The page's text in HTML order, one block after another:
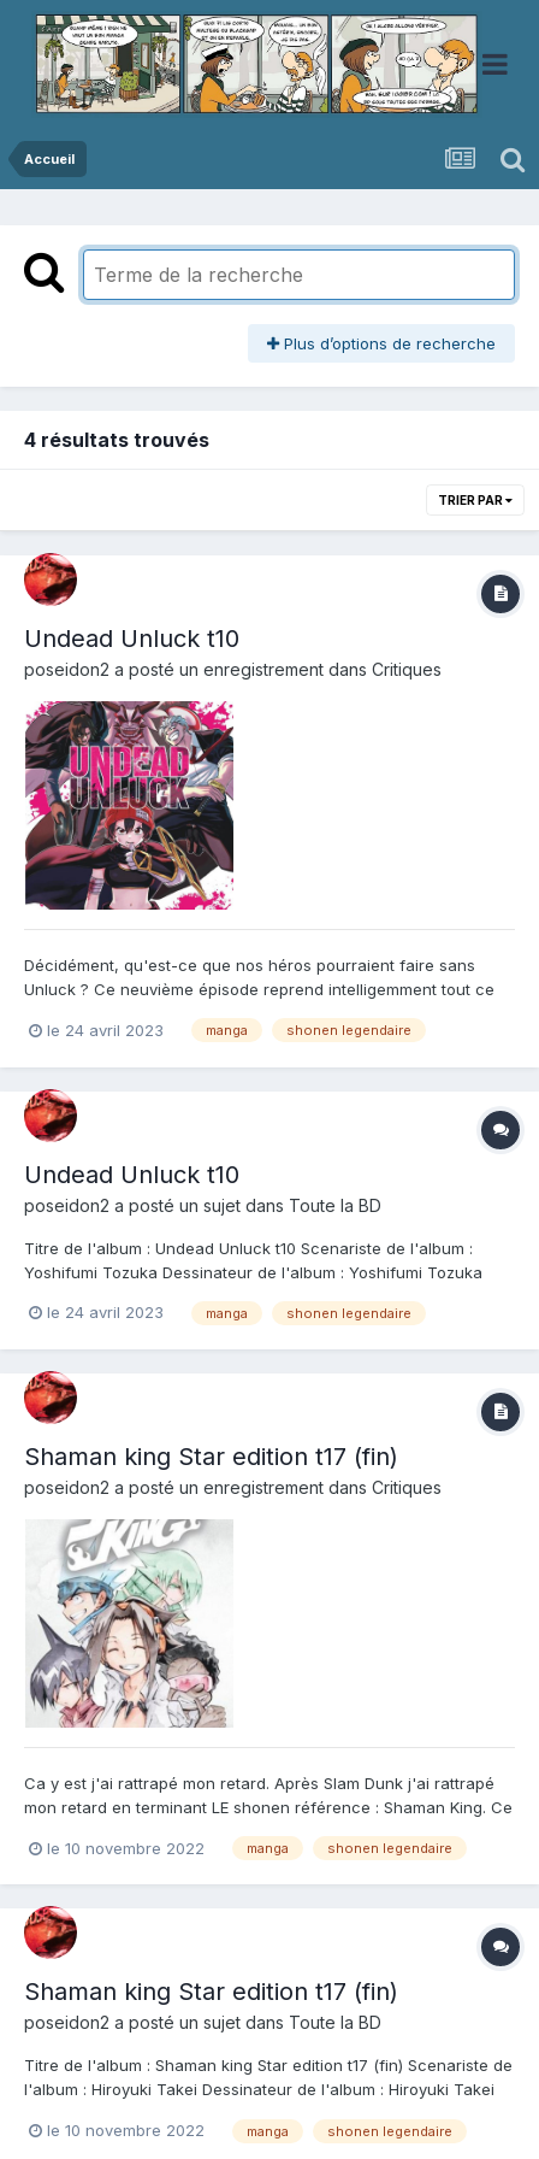
Accueil
Plus d’options de recherche
4 résultats trouvés
TRIER PAR
Undead Unluck t10
poseidon2 a posté un enregistrement dans Critiques
Décidément, qu'est-ce que nos héros pourraient faire sans
Unluck ? Ce neuvième épisode reprend intelligemment tout ce
amener Unluck au maximum de ces possibilités. Possibilités qui
le 24 avril 2023 manga shonen legendaire
Undead Unluck t10
poseidon2 a posté un sujet dans Toute la BD
Titre de l'album : Undead Unluck t10 Scenariste de l'album :
Yoshifumi Tozuka Dessinateur de l'album : Yoshifumi Tozuka
Andy et ses compagnons partent en mission pour secourir Fûko
le 24 avril 2023 manga shonen legendaire
Shaman king Star edition t17 (fin)
poseidon2 a posté un enregistrement dans Critiques
Ca y est j'ai rattrapé mon retard. Après Slam Dunk j'ai rattrapé
mon retard en terminant LE shonen référence : Shaman King. Ce
fin qui a fait parler car une fin réécrite plus de 10 ans après la
le 10 novembre 2022 manga shonen legendaire
Shaman king Star edition t17 (fin)
poseidon2 a posté un sujet dans Toute la BD
Titre de l'album : Shaman king Star edition t17 (fin) Scenariste de
l'album : Hiroyuki Takei Dessinateur de l'album : Hiroyuki Takei
La jaquette est réversible : un côté "tome 17", l'autre côté "tome
le 10 novembre 2022 manga shonen legendaire